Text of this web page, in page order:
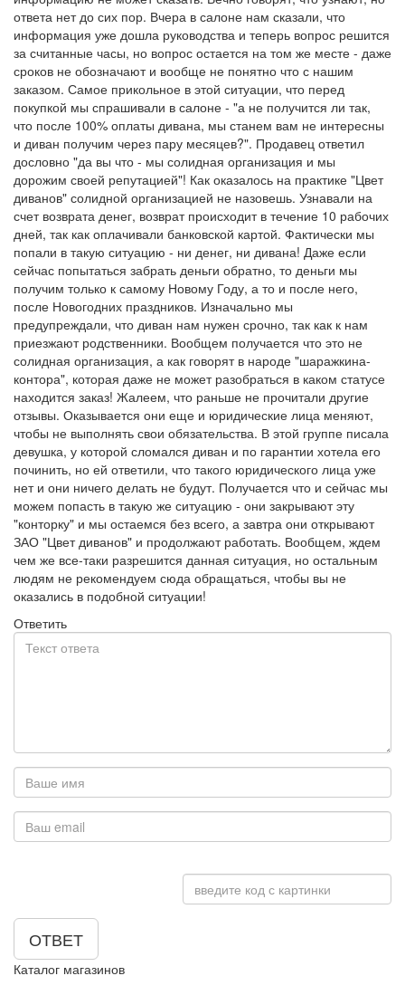
ответа нет до сих пор. Вчера в салоне нам сказали, что
информация уже дошла руководства и теперь вопрос решится
за считанные часы, но вопрос остается на том же месте - даже
сроков не обозначают и вообще не понятно что с нашим
заказом. Самое прикольное в этой ситуации, что перед
покупкой мы спрашивали в салоне - "а не получится ли так,
что после 100% оплаты дивана, мы станем вам не интересны
и диван получим через пару месяцев?". Продавец ответил
дословно "да вы что - мы солидная организация и мы
дорожим своей репутацией"! Как оказалось на практике "Цвет
диванов" солидной организацией не назовешь. Узнавали на
счет возврата денег, возврат происходит в течение 10 рабочих
дней, так как оплачивали банковской картой. Фактически мы
попали в такую ситуацию - ни денег, ни дивана! Даже если
сейчас попытаться забрать деньги обратно, то деньги мы
получим только к самому Новому Году, а то и после него,
после Новогодних праздников. Изначально мы
предупреждали, что диван нам нужен срочно, так как к нам
приезжают родственники. Вообщем получается что это не
солидная организация, а как говорят в народе "шаражкина-
контора", которая даже не может разобраться в каком статусе
находится заказ! Жалеем, что раньше не прочитали другие
отзывы. Оказывается они еще и юридические лица меняют,
чтобы не выполнять свои обязательства. В этой группе писала
девушка, у которой сломался диван и по гарантии хотела его
починить, но ей ответили, что такого юридического лица уже
нет и они ничего делать не будут. Получается что и сейчас мы
можем попасть в такую же ситуацию - они закрывают эту
"конторку" и мы остаемся без всего, а завтра они открывают
ЗАО "Цвет диванов" и продолжают работать. Вообщем, ждем
чем же все-таки разрешится данная ситуация, но остальным
людям не рекомендуем сюда обращаться, чтобы вы не
оказались в подобной ситуации!
Ответить
ОТВЕТ
Каталог магазинов